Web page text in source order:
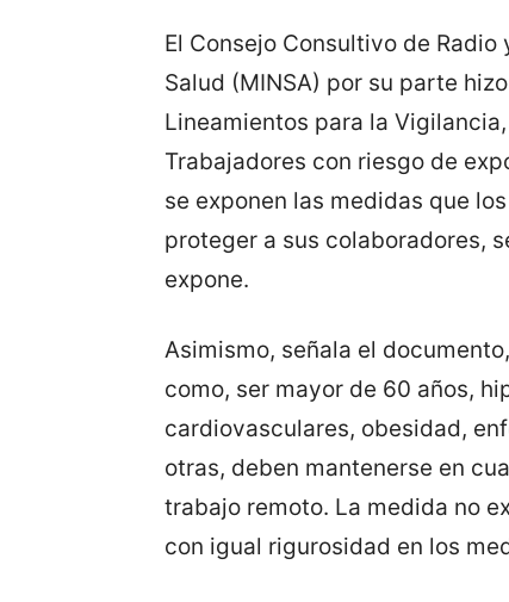
El Consejo Consultivo de
Salud (MINSA) por su parte
Lineamientos para la
Trabajadores con riesgo de
se exponen las medidas que
proteger a sus colaboradores,
expone.
Asimismo, señala el
como, ser mayor de 60 años,
cardiovasculares, obesidad,
otras, deben mantenerse en
trabajo remoto. La medida no
con igual rigurosidad en los